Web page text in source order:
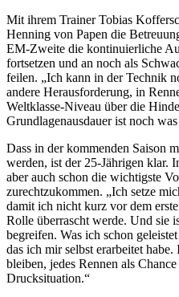
Mit ihrem Trainer Tobias
Henning von Papen die
EM-Zweite die kontinuierliche
fortsetzen und an noch als
feilen. „Ich kann in der Technik
andere Herausforderung, in
Weltklasse-Niveau über die
Grundlagenausdauer ist noch
Dass in der kommenden Saison
werden, ist der 25-Jährigen klar.
aber auch schon die wichtigste
zurechtzukommen. „Ich setze
damit ich nicht kurz vor dem
Rolle überrascht werde. Und sie
begreifen. Was ich schon
das ich mir selbst erarbeitet
bleiben, jedes Rennen als
Drucksituation.“